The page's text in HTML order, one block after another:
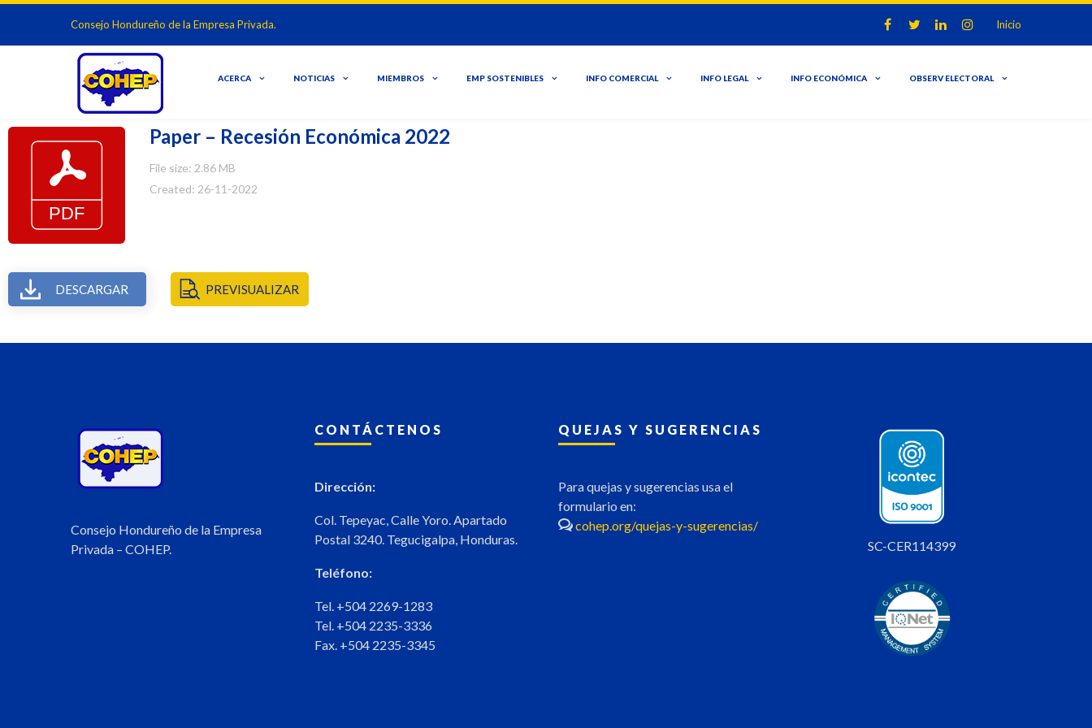
Consejo Hondureño de la Empresa Privada. Inicio
ACERCA NOTICIAS MIEMBROS EMP SOSTENIBLES INFO COMERCIAL INFO LEGAL INFO ECONÓMICA OBSERV ELECTORAL
Paper – Recesión Económica 2022
File size: 2.86 MB
Created: 26-11-2022
DESCARGAR PREVISUALIZAR
Consejo Hondureño de la Empresa
Privada – COHEP.
CONTÁCTENOS
Dirección:
Col. Tepeyac, Calle Yoro. Apartado
Postal 3240. Tegucigalpa, Honduras.
Teléfono:
Tel. +504 2269-1283
Tel. +504 2235-3336
Fax. +504 2235-3345
QUEJAS Y SUGERENCIAS
Para quejas y sugerencias usa el
formulario en:
cohep.org/quejas-y-sugerencias/
SC-CER114399